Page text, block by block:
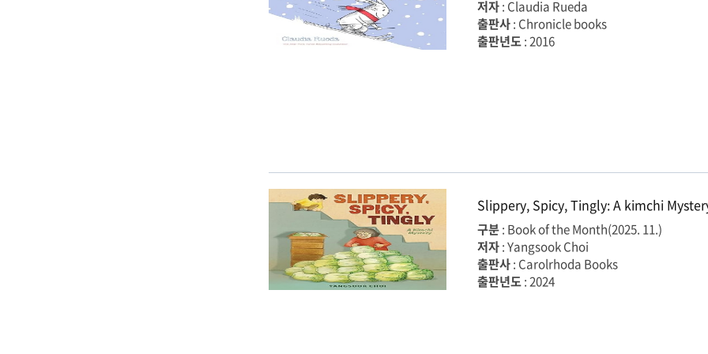
저자: Claudia Rueda
출판사: Chronicle books
출판년도: 2016
Slippery, Spicy, Tingly: A kimchi
구분: Book of the Month(2025. 11.)
저자: Yangsook Choi
출판사: Carolrhoda Books
출판년도: 2024